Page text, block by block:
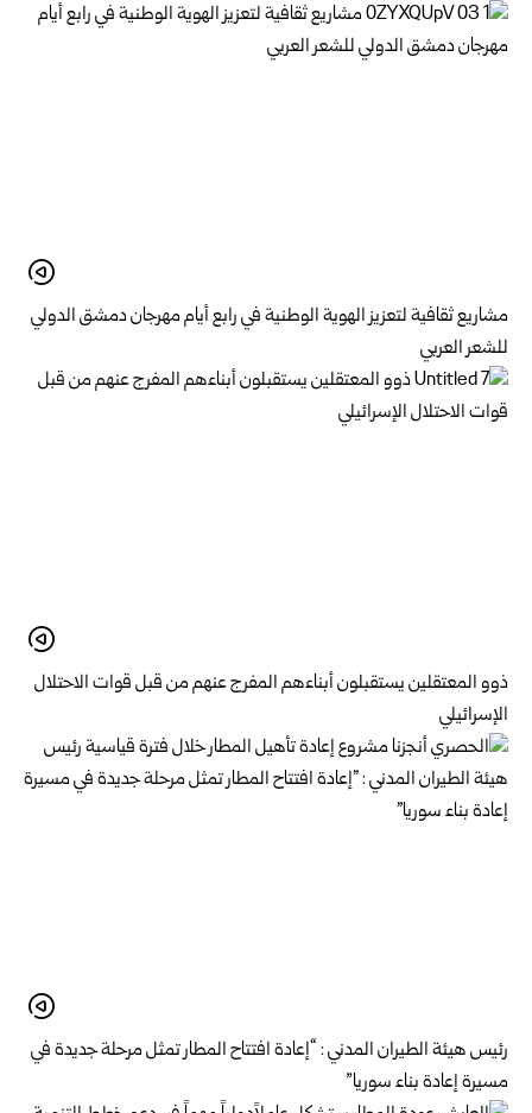
مشاريع ثقافية لتعزيز الهوية الوطنية في رابع أيام مهرجان دمشق الدولي
للشعر العربي
ذوو المعتقلين يستقبلون أبناءهم المفرج عنهم من قبل قوات الاحتلال
الإسرائيلي
رئيس هيئة الطيران المدني : “إعادة افتتاح المطار تمثل مرحلة جديدة في
مسيرة إعادة بناء سوريا”